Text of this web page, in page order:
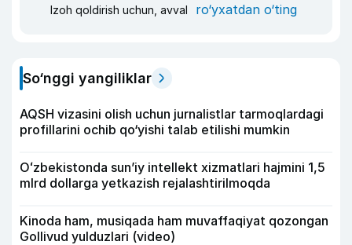
Izoh qoldirish uchun, avval ro‘yxatdan o‘ting
So‘nggi yangiliklar
AQSH vizasini olish uchun jurnalistlar tarmoqlardagi
profillarini ochib qo‘yishi talab etilishi mumkin
Oʻzbekistonda sunʼiy intellekt xizmatlari hajmini 1,5
mlrd dollarga yetkazish rejalashtirilmoqda
Kinoda ham, musiqada ham muvaffaqiyat qozongan
Gollivud yulduzlari (video)